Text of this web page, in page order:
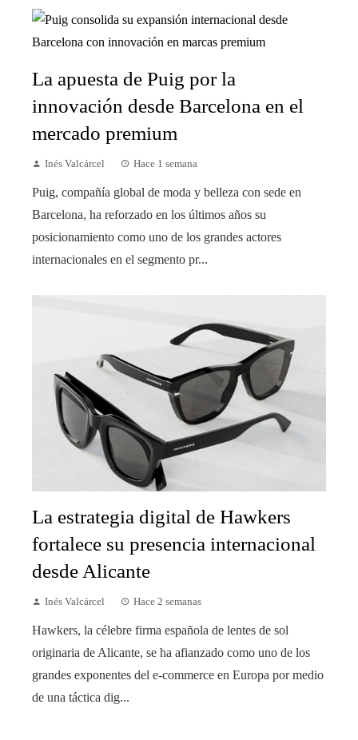
La apuesta de Puig por la
innovación desde Barcelona en el
mercado premium
Inés Valcárcel Hace 1 semana
Puig, compañía global de moda y belleza con sede en
Barcelona, ha reforzado en los últimos años su
posicionamiento como uno de los grandes actores
internacionales en el segmento pr...
La estrategia digital de Hawkers
fortalece su presencia internacional
desde Alicante
Inés Valcárcel Hace 2 semanas
Hawkers, la célebre firma española de lentes de sol
originaria de Alicante, se ha afianzado como uno de los
grandes exponentes del e-commerce en Europa por medio
de una táctica dig...